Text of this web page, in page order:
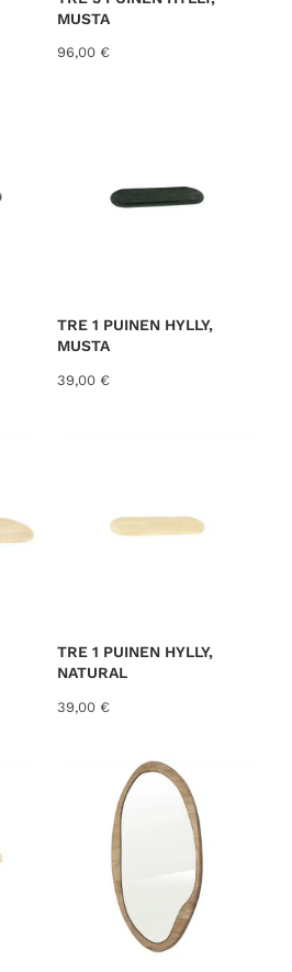
MUSTA
96,00 €
TRE 1 PUINEN HYLLY,
MUSTA
39,00 €
TRE 1 PUINEN HYLLY,
NATURAL
39,00 €